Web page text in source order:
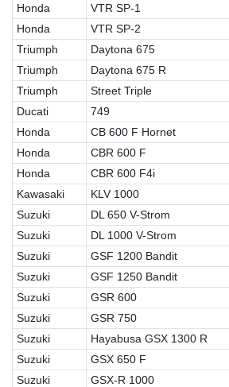
Honda
VTR SP-1
Honda
VTR SP-2
Triumph
Daytona 675
Triumph
Daytona 675 R
Triumph
Street Triple
Ducati
749
Honda
CB 600 F Hornet
Honda
CBR 600 F
Honda
CBR 600 F4i
Kawasaki
KLV 1000
Suzuki
DL 650 V-Strom
Suzuki
DL 1000 V-Strom
Suzuki
GSF 1200 Bandit
Suzuki
GSF 1250 Bandit
Suzuki
GSR 600
Suzuki
GSR 750
Suzuki
Hayabusa GSX 1300 R
Suzuki
GSX 650 F
Suzuki
GSX-R 1000